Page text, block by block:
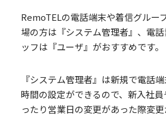
RemoTELの電話端末や着信グルー
場の方は『システム管理者』、電
ッフは『ユーザ』がおすすめです。
『システム管理者』は新規で電話
時間の設定ができるので、新入社
ったり営業日の変更があった際変更